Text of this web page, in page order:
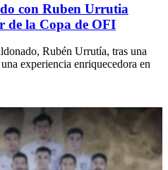
con Ruben Urrutia
de la Copa de OFI
Rubén Urrutía, tras una
experiencia enriquecedora en